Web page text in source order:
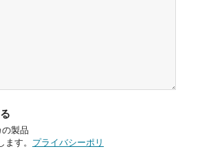
製品
す。 プライバシーポリ